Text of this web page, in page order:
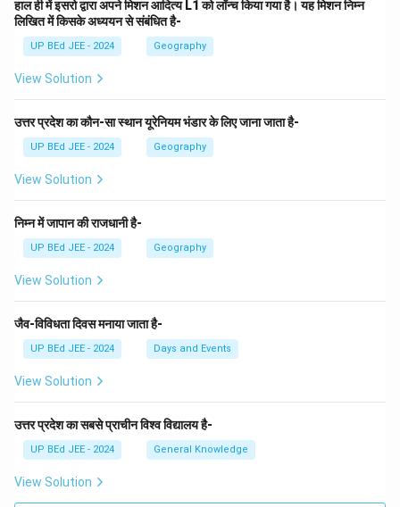
हाल ही में इसरो द्वारा अपने मिशन आदित्य L1 को लॉन्च किया गया है। यह मिशन निम्न
लिखित में किसके अध्ययन से संबंधित है-
UP BEd JEE - 2024 Geography
View Solution
उत्तर प्रदेश का कौन-सा स्थान यूरेनियम भंडार के लिए जाना जाता है-
UP BEd JEE - 2024 Geography
View Solution
निम्न में जापान की राजधानी है-
UP BEd JEE - 2024 Geography
View Solution
जैव-विविधता दिवस मनाया जाता है-
UP BEd JEE - 2024 Days and Events
View Solution
उत्तर प्रदेश का सबसे प्राचीन विश्व विद्यालय है-
UP BEd JEE - 2024 General Knowledge
View Solution